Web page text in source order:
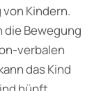
Kindern.
die Bewegung
verbalen
das Kind